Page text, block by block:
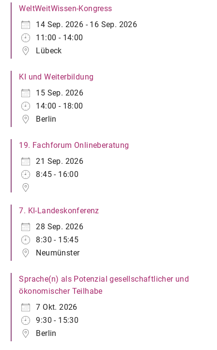
WeltWeitWissen-Kongress
14 Sep. 2026 - 16 Sep. 2026
11:00 - 14:00
Lübeck
KI und Weiterbildung
15 Sep. 2026
14:00 - 18:00
Berlin
19. Fachforum Onlineberatung
21 Sep. 2026
8:45 - 16:00
7. KI-Landeskonferenz
28 Sep. 2026
8:30 - 15:45
Neumünster
Sprache(n) als Potenzial gesellschaftlicher und
ökonomischer Teilhabe
7 Okt. 2026
9:30 - 15:30
Berlin